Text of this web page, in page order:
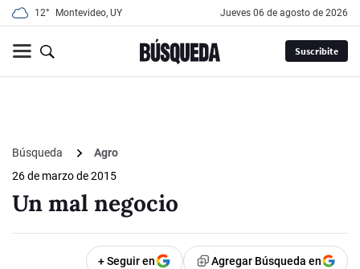
12° Montevideo, UY jueves 06 de agosto de 2026
Suscribite
Búsqueda
Agro
26 de marzo de 2015
Un mal negocio
+ Seguir en Agregar Búsqueda en